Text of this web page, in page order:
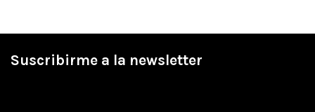
Suscribirme a la newsletter